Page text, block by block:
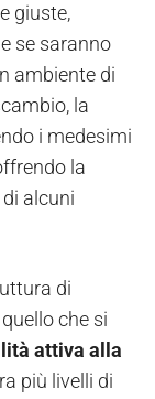
giuste,
se saranno
ambiente di
la
i medesimi
la
alcuni
di
che si
attiva alla
più livelli di